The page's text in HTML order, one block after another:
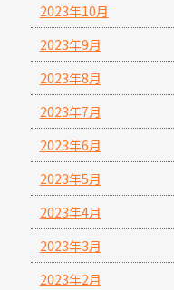
2023年10月
2023年9月
2023年8月
2023年7月
2023年6月
2023年5月
2023年4月
2023年3月
2023年2月